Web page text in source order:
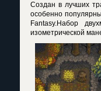
Создан в лучших
особенно
Fantasy.Набор
изометрической